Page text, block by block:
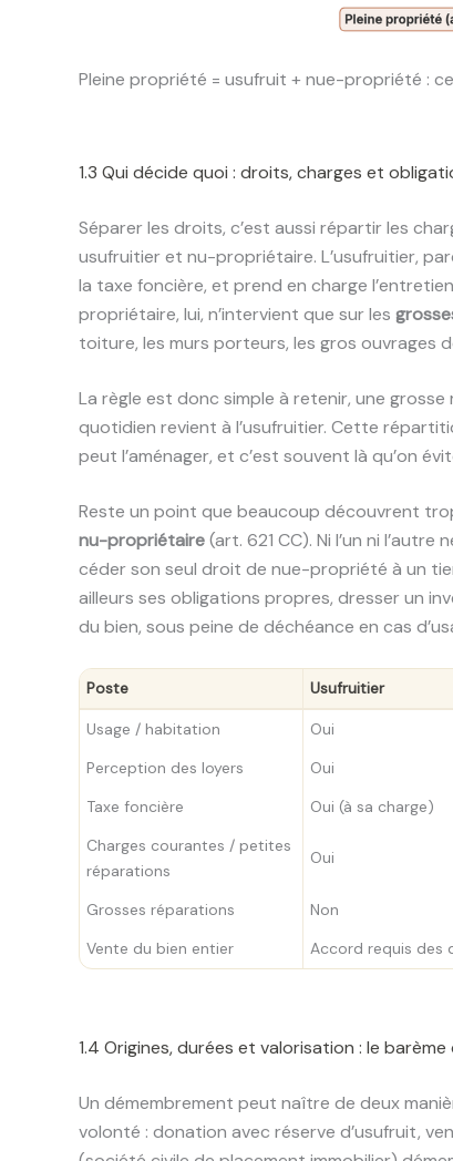
Pleine propriété = usufruit + nue-propriété :
1.3 Qui décide quoi : droits, charges et
Séparer les droits, c’est aussi répartir les
usufruitier et nu-propriétaire. L’usufruitier,
la taxe foncière, et prend en charge
propriétaire, lui, n’intervient que sur les
toiture, les murs porteurs, les gros ouvrages
La règle est donc simple à retenir, une
quotidien revient à l’usufruitier. Cette
peut l’aménager, et c’est souvent là qu’on
Reste un point que beaucoup découvrent
nu-propriétaire(art. 621 CC). Ni l’un ni
céder son seul droit de nue-propriété à un
ailleurs ses obligations propres, dresser un
du bien, sous peine de déchéance en cas
Poste Usufruitier
Usage / habitation Oui
Perception des loyers
Oui
Taxe foncière
Oui (à sa charge)
Charges courantes / petites
réparations
Oui
Grosses réparations Non
Vente du bien entier
Accord requis des
1.4 Origines, durées et valorisation : le barème
Un démembrement peut naître de deux
volonté : donation avec réserve d’usufruit,